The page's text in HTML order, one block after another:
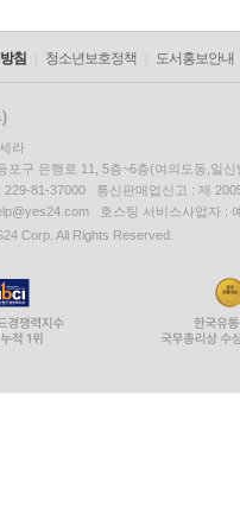
침 청소년보호정책 도서홍보안내
라
포구 은행로 11, 5층~6층(여의도동,일신
229-81-37000 통신판매업신고 : 제
호스팅 서비스사업자 :
Corp. All Rights Reserved.